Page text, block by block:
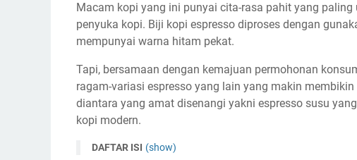
Macam kopi yang ini punyai cita-rasa pahit yang
penyuka kopi. Biji kopi espresso diproses dengan
mempunyai warna hitam pekat.
Tapi, bersamaan dengan kemajuan permohonan
ragam-variasi espresso yang lain yang makin
diantara yang amat disenangi yakni espresso susu
kopi modern.
DAFTAR ISI (show)